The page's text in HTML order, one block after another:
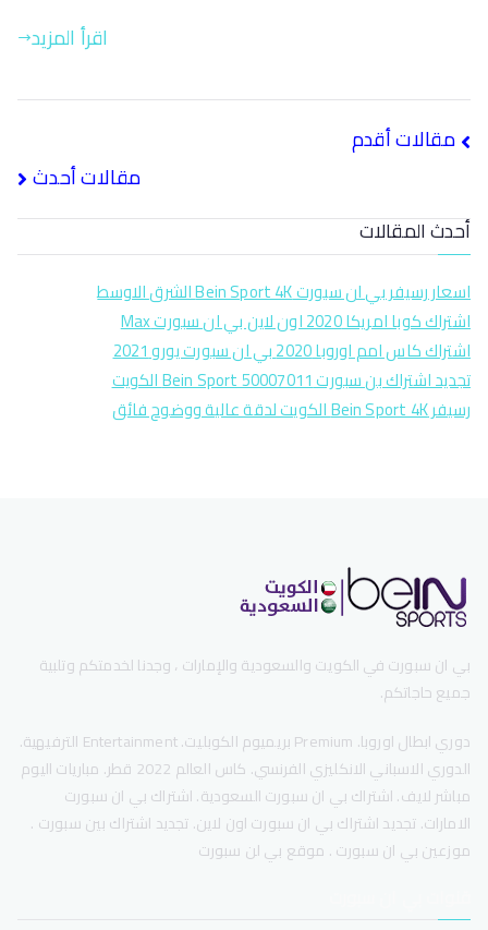
اقرأ المزيد
مقالات أقدم
مقالات أحدث
أحدث المقالات
اسعار رسيفر بي ان سبورت Bein Sport 4K الشرق الاوسط
اشتراك كوبا امريكا 2020 اون لاين بي ان سبورت Max
اشتراك كاس امم اوروبا 2020 بي ان سبورت يورو 2021
تجديد اشتراك بن سبورت Bein Sport 50007011 الكويت
رسيفر Bein Sport 4K الكويت لدقة عالية ووضوح فائق
بي ان سبورت في الكويت والسعودية والإمارات ، وجدنا لخدمتكم وتلبية
جميع حاجاتكم.
دوري ابطال اوروبا. Premium بريميوم الكوبليت. Entertainment الترفيهية.
الدوري الاسباني الانكليزي الفرنسي. كاس العالم 2022 قطر. مباريات اليوم
مباشر لايف. اشتراك بي ان سبورت السعودية. اشتراك بي ان سبورت
الامارات. تجديد اشتراك بي ان سبورت اون لاين. تجديد اشتراك بين سبورت .
موزعين بي ان سبورت . موقع بي لن سبورت